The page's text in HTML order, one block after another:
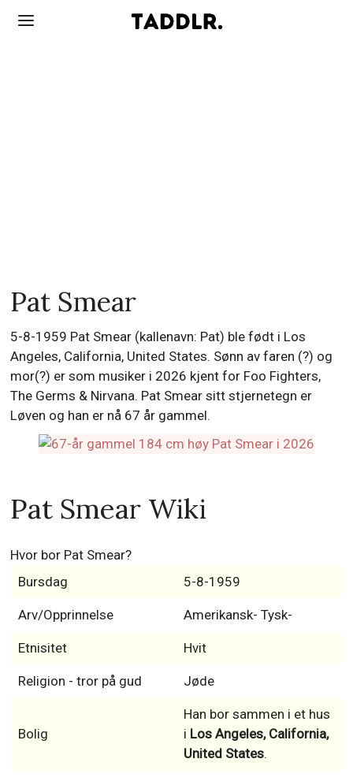
Pat Smear
5-8-1959 Pat Smear (kallenavn: Pat) ble født i Los
Angeles, California, United States. Sønn av faren (?) og
mor(?) er som musiker i 2026 kjent for Foo Fighters,
The Germs & Nirvana. Pat Smear sitt stjernetegn er
Løven og han er nå 67 år gammel.
Pat Smear Wiki
Hvor bor Pat Smear?
Bursdag
5-8-1959
Arv/Opprinnelse Amerikansk- Tysk-
Etnisitet Hvit
Religion - tror på gud Jøde
Bolig
Han bor sammen i et hus
i Los Angeles, California,
United States.